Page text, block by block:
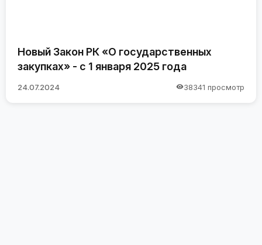
Новый Закон РК «О государственных
закупках» - с 1 января 2025 года
24.07.2024 38341 просмотр